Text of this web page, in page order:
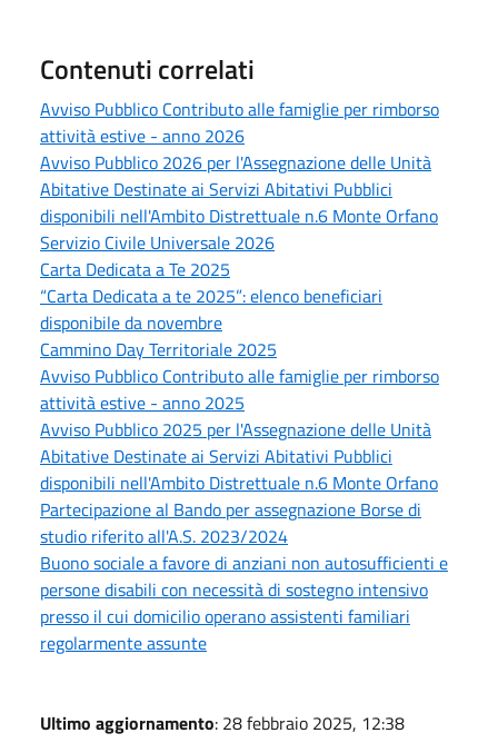
Contenuti correlati
Avviso Pubblico Contributo alle famiglie per rimborso
attività estive - anno 2026
Avviso Pubblico 2026 per l'Assegnazione delle Unità
Abitative Destinate ai Servizi Abitativi Pubblici
disponibili nell'Ambito Distrettuale n.6 Monte Orfano
Servizio Civile Universale 2026
Carta Dedicata a Te 2025
“Carta Dedicata a te 2025”: elenco beneficiari
disponibile da novembre
Cammino Day Territoriale 2025
Avviso Pubblico Contributo alle famiglie per rimborso
attività estive - anno 2025
Avviso Pubblico 2025 per l'Assegnazione delle Unità
Abitative Destinate ai Servizi Abitativi Pubblici
disponibili nell'Ambito Distrettuale n.6 Monte Orfano
Partecipazione al Bando per assegnazione Borse di
studio riferito all'A.S. 2023/2024
Buono sociale a favore di anziani non autosufficienti e
persone disabili con necessità di sostegno intensivo
presso il cui domicilio operano assistenti familiari
regolarmente assunte
Ultimo aggiornamento: 28 febbraio 2025, 12:38